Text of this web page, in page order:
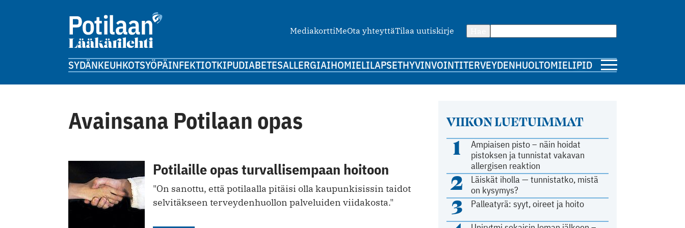
MediakorttiMeOta yhteyttäTilaa uutiskirje
SYDÄNKEUHKOTSYÖPÄINFEKTIOTKIPUDIABETESALLERGIAIHOMIELILAPSETHYVINVOINTITERVEYDENHUOLTOMIELIPIDE
Avainsana Potilaan opas
Potilaille opas turvallisempaan hoitoon
"On sanottu, että potilaalla pitäisi olla kaupunkisissin taidot
selvitäkseen terveydenhuollon palveluiden viidakosta."
VIIKON LUETUIMMAT
1
Ampiaisen pisto – näin hoidat
pistoksen ja tunnistat vakavan
allergisen reaktion
2
Läiskät iholla — tunnistatko, mistä
on kysymys?
3 Palleatyrä: syyt, oireet ja hoito